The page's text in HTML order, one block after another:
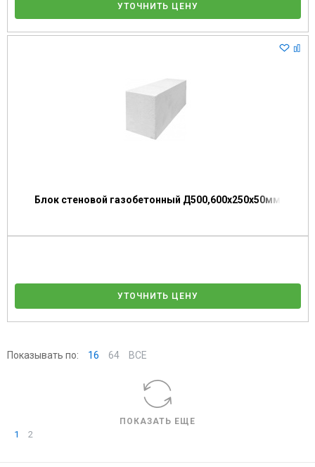
УТОЧНИТЬ ЦЕНУ
Блок стеновой газобетонный Д500,600х250х50мм
УТОЧНИТЬ ЦЕНУ
Показывать по: 16 64 ВСЕ
ПОКАЗАТЬ ЕЩЕ
1 2